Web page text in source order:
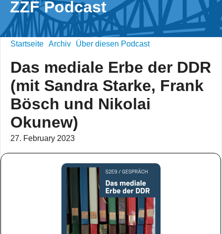
ZZF Podcast
Startseite Archiv Über diesen Podcast
Das mediale Erbe der DDR
(mit Sandra Starke, Frank
Bösch und Nikolai
Okunew)
27. February 2023